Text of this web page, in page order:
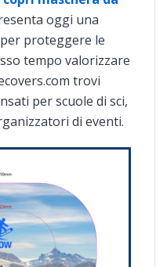
oggi una
proteggere le
tempo valorizzare
trovi
per scuole di sci,
di eventi.